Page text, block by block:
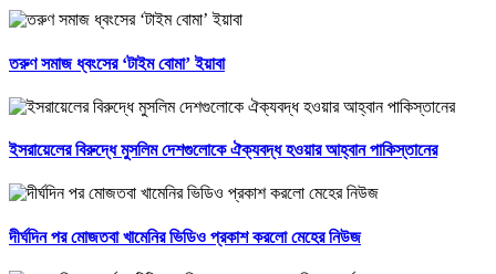
তরুণ সমাজ ধ্বংসের ‘টাইম বোমা’ ইয়াবা
ইসরায়েলের বিরুদ্ধে মুসলিম দেশগুলোকে ঐক্যবদ্ধ হওয়ার আহ্বান পাকিস্তানের
দীর্ঘদিন পর মোজতবা খামেনির ভিডিও প্রকাশ করলো মেহের নিউজ